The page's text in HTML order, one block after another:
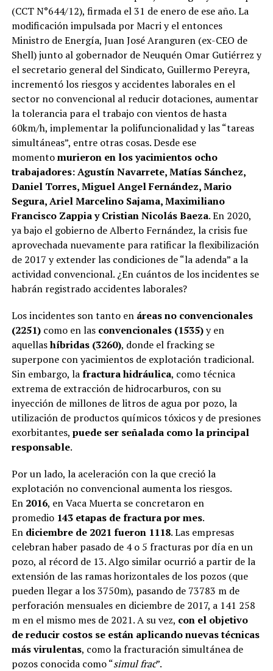
(CCT N°644/12), firmada el 31 de enero de ese año. La
modificación impulsada por Macri y el entonces
Ministro de Energía, Juan José Aranguren (ex-CEO de
Shell) junto al gobernador de Neuquén Omar Gutiérrez y
el secretario general del Sindicato, Guillermo Pereyra,
incrementó los riesgos y accidentes laborales en el
sector no convencional al reducir dotaciones, aumentar
la tolerancia para el trabajo con vientos de hasta
60km/h, implementar la polifuncionalidad y las “tareas
simultáneas”, entre otras cosas. Desde ese
momentomurieron en los yacimientos ocho
trabajadores: Agustín Navarrete, Matías Sánchez,
Daniel Torres, Miguel Angel Fernández, Mario
Segura, Ariel Marcelino Sajama, Maximiliano
Francisco Zappia y Cristian Nicolás Baeza. En 2020,
ya bajo el gobierno de Alberto Fernández, la crisis fue
aprovechada nuevamente para ratificar la flexibilización
de 2017 y extender las condiciones de “la adenda” a la
actividad convencional. ¿En cuántos de los incidentes se
habrán registrado accidentes laborales?
Los incidentes son tanto en áreas no convencionales
(2251)como en las convencionales (1535)y en
aquellashíbridas (3260), donde el fracking se
superpone con yacimientos de explotación tradicional.
Sin embargo, lafractura hidráulica, como técnica
extrema de extracción de hidrocarburos, con su
inyección de millones de litros de agua por pozo, la
utilización de productos químicos tóxicos y de presiones
exorbitantes, puede ser señalada como la principal
responsable.
Por un lado, la aceleración con la que creció la
explotación no convencional aumenta los riesgos.
En 2016, en Vaca Muerta se concretaron en
promedio 143 etapas de fractura por mes.
En diciembre de 2021 fueron 1118. Las empresas
celebran haber pasado de 4 o 5 fracturas por día en un
pozo, al récord de 13. Algo similar ocurrió a partir de la
extensión de las ramas horizontales de los pozos (que
pueden llegar a los 3750m), pasando de 73783 m de
perforación mensuales en diciembre de 2017, a 141 258
m en el mismo mes de 2021. A su vez, con el objetivo
de reducir costos se están aplicando nuevas técnicas
más virulentas, como la fracturación simultánea de
pozos conocida como “simul frac”.